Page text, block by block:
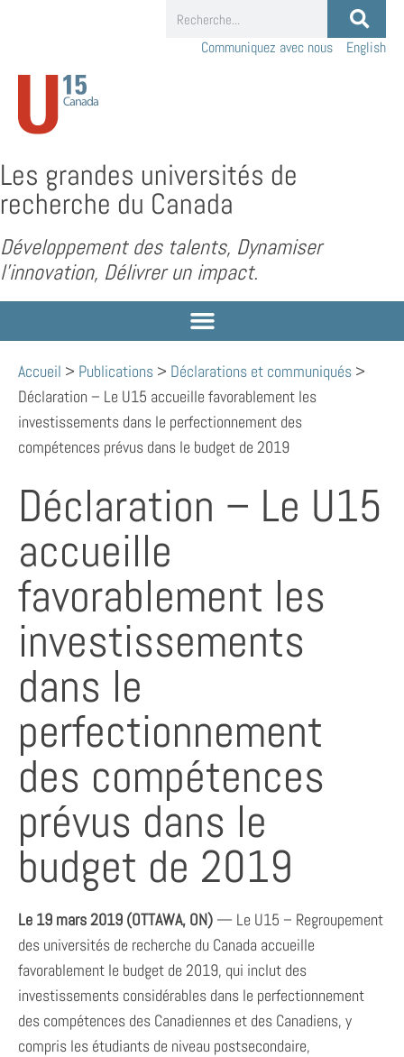
Communiquez avec nous English
Les grandes universités de
recherche du Canada
Développement des talents, Dynamiser
l’innovation, Délivrer un impact.
Accueil > Publications > Déclarations et communiqués >
Déclaration – Le U15 accueille favorablement les
investissements dans le perfectionnement des
compétences prévus dans le budget de 2019
Déclaration – Le U15
accueille
favorablement les
investissements
dans le
perfectionnement
des compétences
prévus dans le
budget de 2019
Le 19 mars 2019 (OTTAWA, ON) — Le U15 – Regroupement
des universités de recherche du Canada accueille
favorablement le budget de 2019, qui inclut des
investissements considérables dans le perfectionnement
des compétences des Canadiennes et des Canadiens, y
compris les étudiants de niveau postsecondaire,